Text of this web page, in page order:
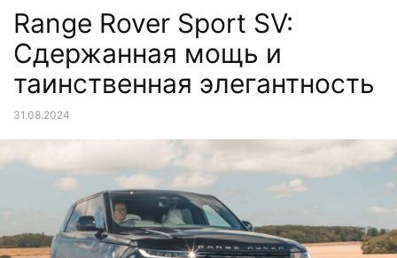
Range Rover Sport SV:
Сдержанная мощь и
таинственная элегантность
31.08.2024